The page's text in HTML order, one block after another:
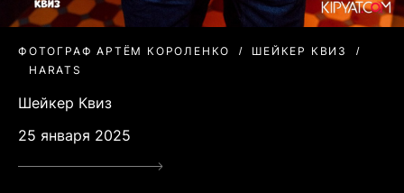
ФОТОГРАФ АРТЁМ КОРОЛЕНКО
ШЕЙКЕР КВИЗ
HARATS
Шейкер Квиз
25 января 2025